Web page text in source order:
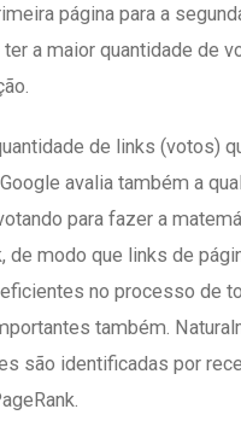
página para a
a maior quantidade de
de links (votos)
avalia também a
para fazer a
de modo que links de
no processo de
também.
são identificadas por